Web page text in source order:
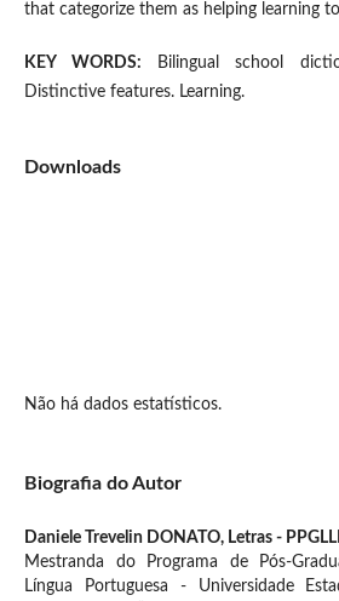
that categorize them as helping learning
KEY WORDS:
Bilingual school
Distinctive features. Learning.
Downloads
Não há dados estatísticos.
Biografia do Autor
Daniele Trevelin DONATO, Letras -
Mestranda do Programa de Pós-
Língua Portuguesa - Universidade